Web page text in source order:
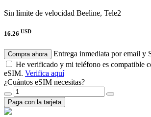
Sin límite de velocidad Beeline, Tele2
16.26 USD
Compra ahora
Entrega inmediata por email y
He verificado y mi teléfono es compatible
eSIM. Verifica aquí
¿Cuántos eSIM necesitas?
Paga con la tarjeta